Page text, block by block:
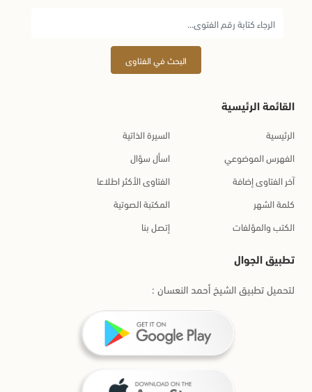
البحث في الفتاوى
القائمة الرئيسية
الرئيسية
السيرة الذاتية
الفهرس الموضوعي
اسأل سؤال
آخر الفتاوى إضافة
الفتاوى الأكثر اطلاعا
كلمة الشهر
المكتبة الصوتية
الكتب والمؤلفات
إتصل بنا
تطبيق الجوال
لتحميل تطبيق الشيخ أحمد النعسان :